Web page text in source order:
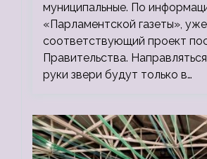
муниципальные. По
«Парламентской газеты»,
соответствующий проект
Правительства.
руки звери будут только в…